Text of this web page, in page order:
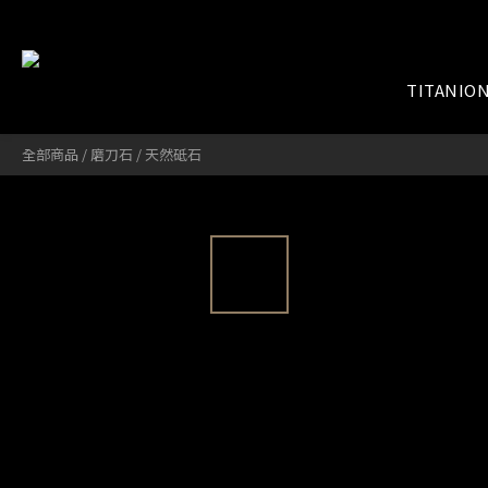
全部商品 / 磨刀石 / 天然砥石